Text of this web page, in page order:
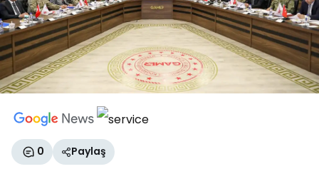
0 Paylaş